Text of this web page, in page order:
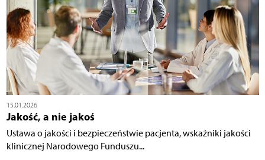
15.01.2026
Jakość, a nie jakoś
Ustawa o jakości i bezpieczeństwie pacjenta, wskaźniki jakości
klinicznej Narodowego Funduszu...